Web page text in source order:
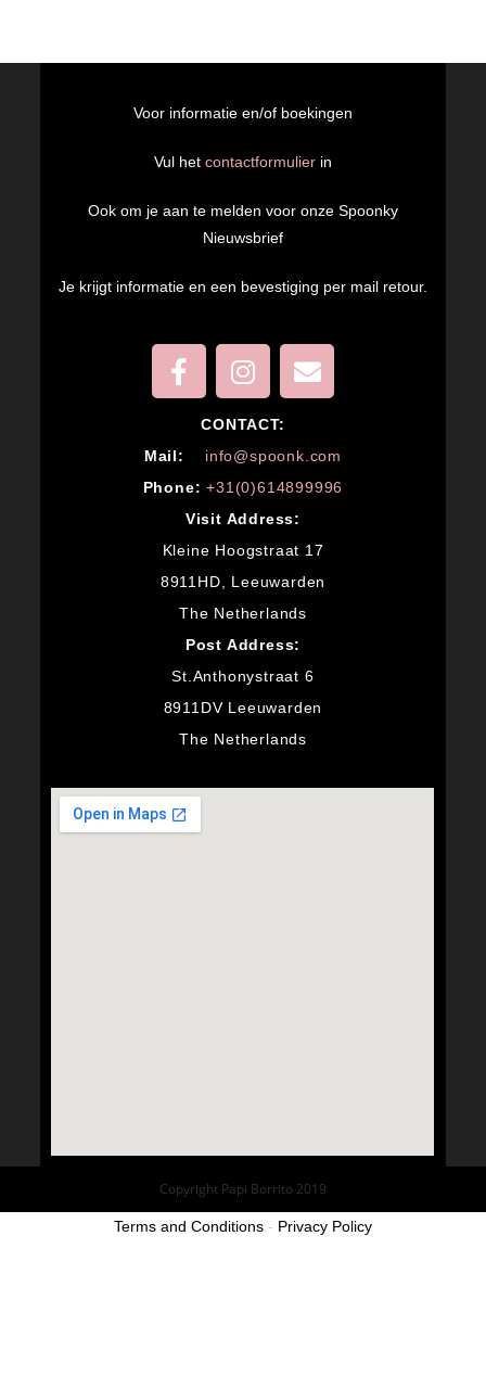
Voor informatie en/of boekingen
Vul het contactformulier in
Ook om je aan te melden voor onze Spoonky
Nieuwsbrief
Je krijgt informatie en een bevestiging per mail retour.
CONTACT:
Mail:
info@spoonk.com
Phone: +31(0)614899996
Visit Address:
Kleine Hoogstraat 17
8911HD, Leeuwarden
The Netherlands
Post Address:
St.Anthonystraat 6
8911DV Leeuwarden
The Netherlands
Copyright Papi Borrito 2019
Terms and Conditions - Privacy Policy